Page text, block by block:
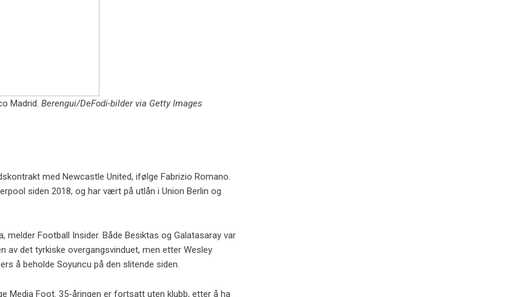
Madrid. Berengui/DeFodi-bilder via Getty Images
med Newcastle United, ifølge Fabrizio Romano.
siden 2018, og har vært på utlån i Union Berlin og
melder Football Insider. Både Besiktas og Galatasaray var
det tyrkiske overgangsvinduet, men etter Wesley
å beholde Soyuncu på den slitende siden.
Media Foot. 35-åringen er fortsatt uten klubb, etter å ha